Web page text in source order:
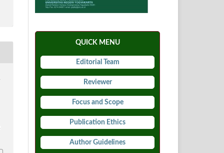
QUICK MENU
Editorial Team
Reviewer
Focus and Scope
Publication Ethics
Author Guidelines